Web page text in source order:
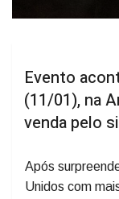
(11/01), na
venda pelo